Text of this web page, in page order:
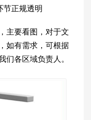
节正规透明
主要看图，对于文
如有需求，可根据
们各区域负责人。